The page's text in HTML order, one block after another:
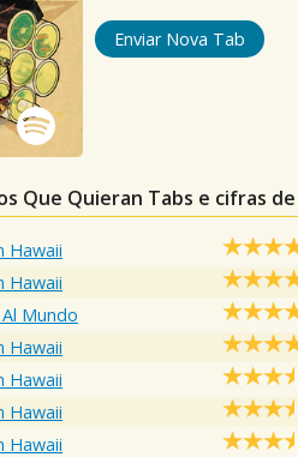
Enviar Nova Tab
Que Quieran Tabs e cifras
Hawaii
Hawaii
Mundo
Hawaii
Hawaii
Hawaii
Hawaii